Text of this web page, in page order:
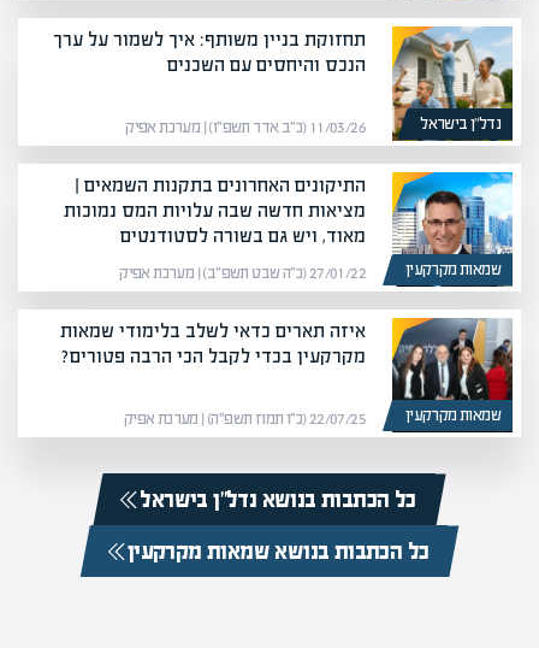
נדל”ן בישראל
תחזוקת בניין משותף: איך לשמור על ערך
הנכס והיחסים עם השכנים
11/03/26 (כ״ב אדר תשפ״ו) | מערכת אפיק
שמאות מקרקעין
התיקונים האחרונים בתקנות השמאים |
מציאות חדשה שבה עלויות המס נמוכות
מאוד, ויש גם בשורה לסטודנטים
27/01/22 (כ״ה שבט תשפ״ב) | מערכת אפיק
שמאות מקרקעין
איזה תארים כדאי לשלב בלימודי שמאות
מקרקעין בכדי לקבל הכי הרבה פטורים?
22/07/25 (כ״ו תמוז תשפ״ה) | מערכת אפיק
כל הכתבות בנושא נדל”ן בישראל
כל הכתבות בנושא שמאות מקרקעין